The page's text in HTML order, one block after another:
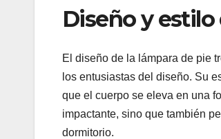
Diseño y
El diseño de la lámpara de pie
los entusiastas del diseño. Su
que el cuerpo se eleva en una
impactante, sino que también
dormitorio.